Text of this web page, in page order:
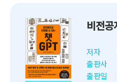
저자
출판사
출판일